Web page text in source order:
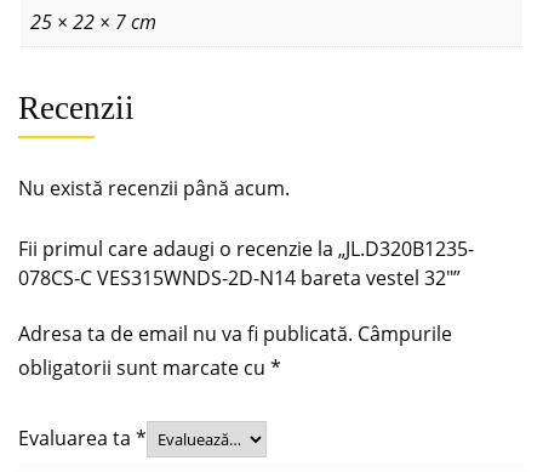
25 × 22 × 7 cm
Recenzii
Nu există recenzii până acum.
Fii primul care adaugi o recenzie la „JL.D320B1235-
078CS-C VES315WNDS-2D-N14 bareta vestel 32″”
Adresa ta de email nu va fi publicată. Câmpurile
obligatorii sunt marcate cu *
Evaluarea ta *